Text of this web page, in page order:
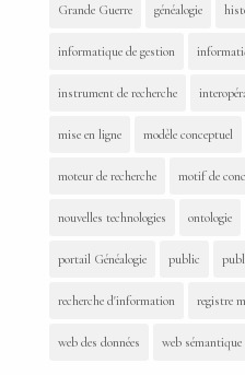
Grande Guerre généalogie
informatique de gestion
instrument de recherche
mise en ligne modèle conceptuel
moteur de recherche motif de
nouvelles technologies ontologie
portail Généalogie public
recherche d'information registre
web des données web sémantique